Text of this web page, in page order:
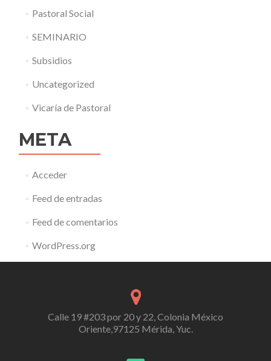
Pastoral Social
SEMINARIO
Subsidios
Uncategorized
Vicaría de Pastoral
META
Acceder
Feed de entradas
Feed de comentarios
WordPress.org
Calle 19 #203 por 20 y 22, Colonia México
Oriente,97125 Mérida, Yuc.